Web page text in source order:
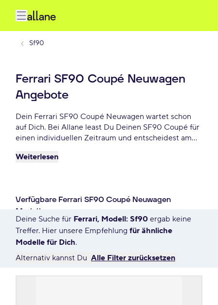
Sf90
Ferrari SF90 Coupé Neuwagen
Angebote
Dein Ferrari SF90 Coupé Neuwagen wartet schon
auf Dich. Bei Allane least Du Deinen SF90 Coupé für
einen individuellen Zeitraum und entscheidest am
möchtest oder zurückgeben willst. Finde das
Weiterlesen
Verfügbare Ferrari SF90 Coupé Neuwagen
Modelle
6 Angebote für Deine Suche
Deine Suche für Ferrari, Modell: Sf90 ergab keine
Treffer. Hier unsere Empfehlung für ähnliche
Modelle für Dich.
Alternativ kannst Du Alle Filter zurücksetzen